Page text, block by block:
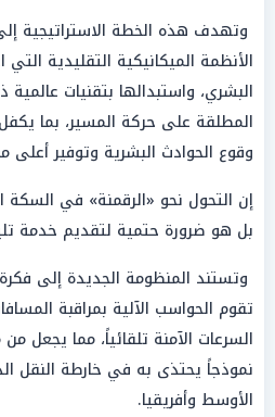
وتهدف هذه الخطة الاستراتيجية
الأنظمة الميكانيكية التقليدية
البشري، واستبدالها بتقنيات
المطلقة على حركة المسير، بما
وقوع الحوادث البشرية وتوفير أعلى
إن التحول نحو «الرقمنة» في السكة
بل هو ضرورة حتمية لتقديم خدمة
وتستند المنظومة الجديدة إلى
تقوم الحواسب الآلية بمراقبة
السرعات الآمنة تلقائياً، مما يجعل
نموذجاً يحتذى به في خارطة
الأوسط وأفريقيا.